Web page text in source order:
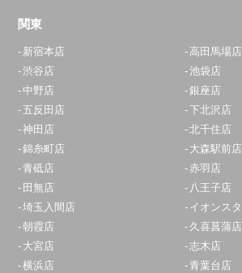
関東
新宿本店
高田馬場店
渋谷店
池袋店
中野店
銀座店
五反田店
下北沢店
神田店
北千住店
錦糸町店
大森駅前店
青砥店
赤羽店
田無店
八王子店
埼玉入間店
イオンス
朝霞店
久喜菖蒲店
大宮店
志木店
横浜店
青葉台店